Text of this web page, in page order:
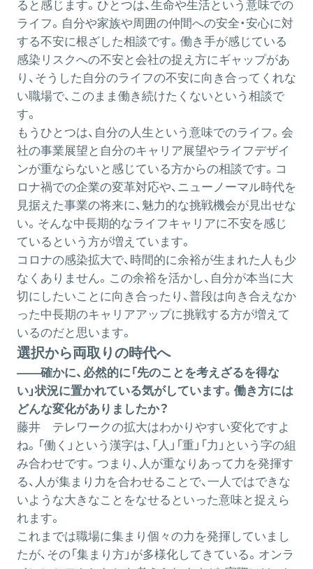
ると感じます。ひとつは、生命や生活という意味での
ライフ。自分や家族や周囲の仲間への安全・安心に対
する不安に根ざした相談です。働き手が感じている
感染リスクへの不安と会社の捉え方にギャップがあ
り、そうした自分のライフの不安に向き合ってくれな
い職場で、このまま働き続けたくないという相談で
す。
もうひとつは、自分の人生という意味でのライフ。会
社の事業展望と自分のキャリア展望やライフデザイ
ンが重ならないと感じている方からの相談です。コ
ロナ禍での企業の変革対応や、ニューノーマル時代を
見据えた事業の将来に、魅力的な挑戦機会が見出せな
い。そんな中長期的なライフキャリアに不安を感じ
ているという方が増えています。
コロナの感染拡大で、時間的に余裕が生まれた人も少
なくありません。この余裕を活かし、自分が本当に大
切にしたいことに向き合ったり、普段は向き合えなか
った中長期のキャリアアップに挑戦する方が増えて
いるのだと思います。
選択から両取りの時代へ
――確かに、必然的に「先のことを考えざるを得な
い」状況に置かれている気がしています。働き方には
どんな変化がありましたか？
藤井 テレワークの拡大はわかりやすい変化ですよ
ね。「働く」という漢字は、「人」「重」「力」という字の組
み合わせです。つまり、人が重なりあって力を発揮す
る、人が集まり力を合わせることで、一人ではできな
いような大きなことをなせるといった意味と捉えら
れます。
これまでは職場に集まり個々の力を発揮していまし
たが、その「集まり方」が多様化してきている。オンラ